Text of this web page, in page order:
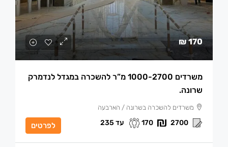
170 ₪
משרדים 1000-2700 מ”ר להשכרה במגדל לנדמרק
שרונה.
משרדים להשכרה בשרונה / הארבעה
2700
170 עד 235 לפרטים